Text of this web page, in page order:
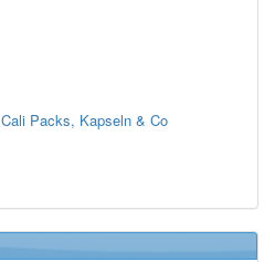
Packs, Kapseln & Co